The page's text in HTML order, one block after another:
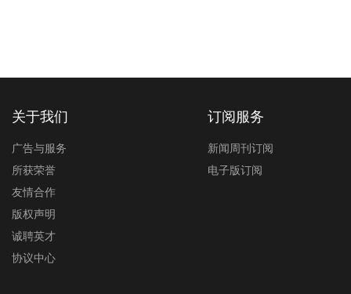
关于我们
广告与服务
所获荣誉
友情合作
版权声明
诚聘英才
协议中心
订阅服务
新闻周刊订阅
电子版订阅